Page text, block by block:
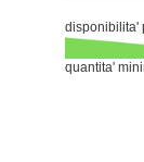
disponibilita'
quantita'